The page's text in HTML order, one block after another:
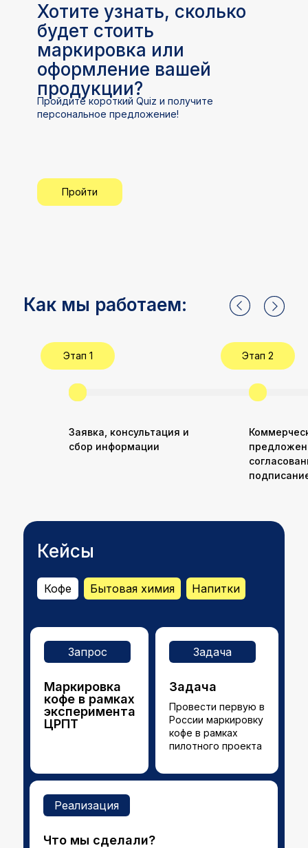
Хотите узнать, сколько
будет стоить
маркировка или
оформление вашей
продукции?
Пройдите короткий Quiz и получите
персональное предложение!
Пройти
Как мы работаем:
Этап 1
Заявка, консультация и
сбор информации
Этап 2
Кейсы
Кофе Бытовая химия Напитки
Запрос
Маркировка
кофе в рамках
эксперимента
ЦРПТ
Задача
Провести первую в
России маркировку
кофе в рамках
пилотного проекта
Задача
Реализация
Что мы сделали?